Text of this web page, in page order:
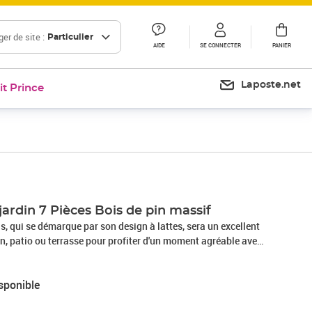
de site : Particulier
AIDE SE CONNECTER PANIER
Prince Laposte.net
7 Pièces Bois de pin massif
qui se démarque par son design à lattes, sera un excellent
patio ou terrasse pour profiter d'un moment agréable avec
Bois de pin massif : le bois de pin massif est un matériau
et rustique.Cadre robuste et stable : les cadres en bois